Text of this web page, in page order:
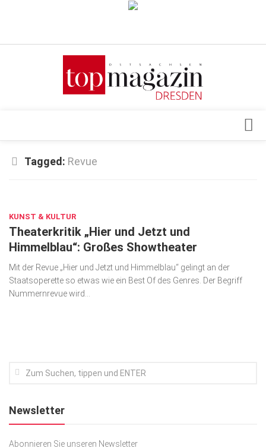
Verkaufsstellen
Top Gesundheitsforum Dresden / Ostsachsen
Geschäft
gesund & schön
Gesellschaft
Kunst & Kultur
Top Branchen
Tagged: Revue
KUNST & KULTUR
Theaterkritik „Hier und Jetzt und
Himmelblau“: Großes Showtheater
Mit der Revue „Hier und Jetzt und Himmelblau“ gelingt an der
Staatsoperette so etwas wie ein Best Of des Genres. Der Begriff
Nummernrevue wird...
Newsletter
Abonnieren Sie unseren Newsletter